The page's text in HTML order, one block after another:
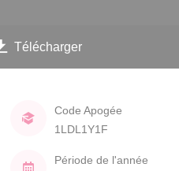
Télécharger
Code Apogée
1LDL1Y1F
Période de l'année